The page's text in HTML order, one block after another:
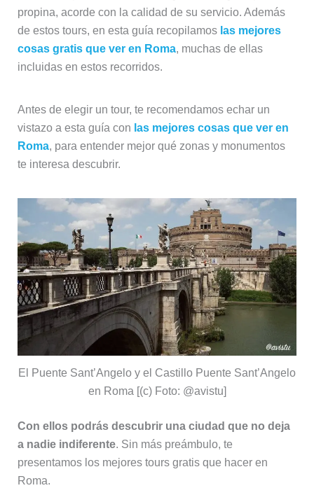
propina, acorde con la calidad de su servicio. Además
de estos tours, en esta guía recopilamos las mejores
cosas gratis que ver en Roma, muchas de ellas
incluidas en estos recorridos.
Antes de elegir un tour, te recomendamos echar un
vistazo a esta guía con las mejores cosas que ver en
Roma, para entender mejor qué zonas y monumentos
te interesa descubrir.
El Puente Sant’Angelo y el Castillo Puente Sant’Angelo
en Roma [(c) Foto: @avistu]
Con ellos podrás descubrir una ciudad que no deja
a nadie indiferente. Sin más preámbulo, te
presentamos los mejores tours gratis que hacer en
Roma.